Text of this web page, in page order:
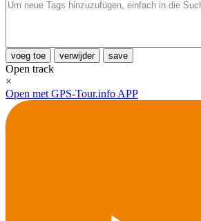
voeg toe verwijder save
Open track
×
Open met GPS-Tour.info APP